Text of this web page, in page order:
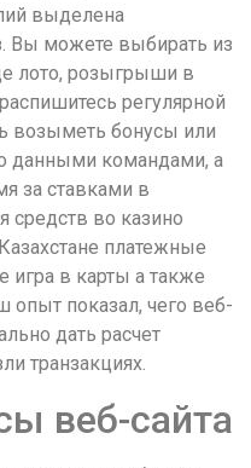
выделена
Вы можете выбирать из
лото, розыгрыши в
регулярной
возыметь бонусы или
данными командами, а
за ставками в
средств во казино
платежные
игра в карты а также
опыт показал, чего веб-
дать расчет
транзакциях.
веб-сайта